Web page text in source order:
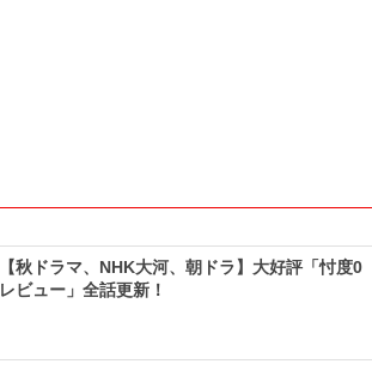
【秋ドラマ、NHK大河、朝ドラ】大好評「忖度0
レビュー」全話更新！